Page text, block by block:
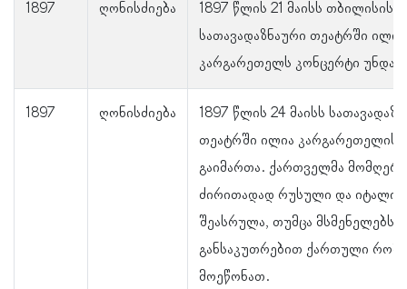
1897 ღონისძიება
1897 წლის 21 მაისს თბილისის
სათავადაზნაური თეატრში
კარგარეთელს კონცერტი უნდა
1897 ღონისძიება
1897 წლის 24 მაისს
თეატრში ილია კარგარეთელის
გაიმართა. ქართველმა
ძირითადად რუსული და
შეასრულა, თუმცა მსმენელებს
განსაკუთრებით ქართული
მოეწონათ.